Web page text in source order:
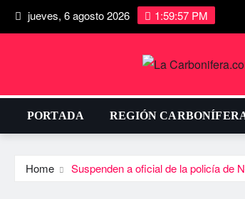
jueves, 6 agosto 2026 1:59:57 PM
PORTADA REGIÓN
Home Suspenden a oficial de la policí­a de